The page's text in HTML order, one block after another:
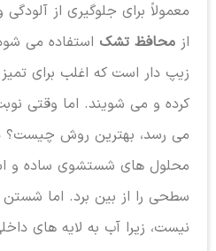
معمولاً برای جلوگیری از
از محافظ تشکاستفاده می
زیپ دار است که اغلب برای
کرده و می شویند. اما وقتی
می رسد، بهترین روش چیست؟
محلول های شستشوی ساده و
سطحی را از بین برد. اما
نیست، زیرا آب به لایه های